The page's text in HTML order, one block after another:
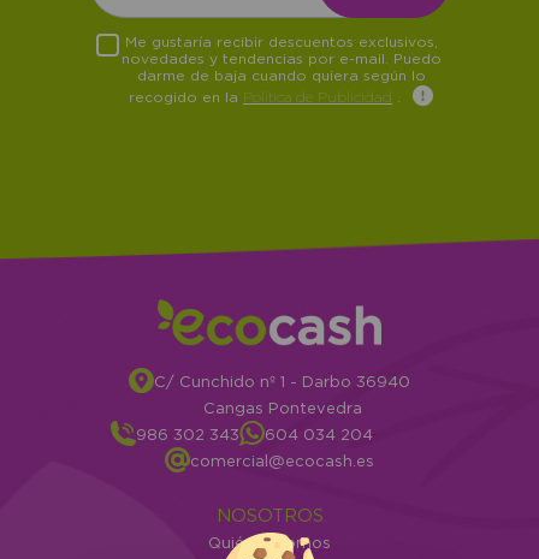
Me gustaría recibir descuentos exclusivos,
novedades y tendencias por e-mail. Puedo
darme de baja cuando quiera según lo
recogido en la Política de Publicidad
C/ Cunchido nº 1 - Darbo 36940
Cangas Pontevedra
986 302 343
604 034 204
comercial@ecocash.es
NOSOTROS
Quiénes somos